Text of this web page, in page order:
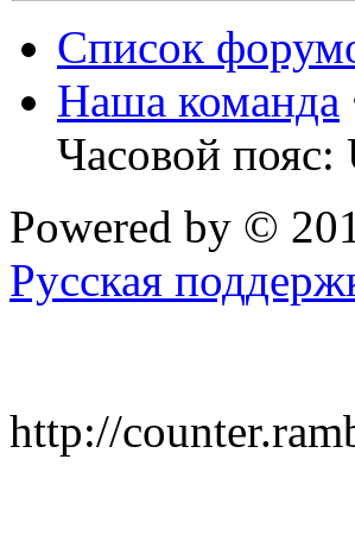
Список
Наша команда
Часовой пояс:
Powered by ©
Русская
http://